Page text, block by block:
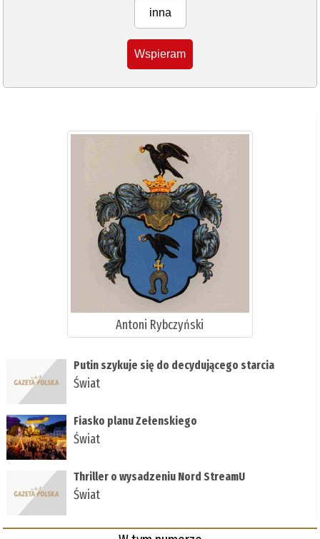
inna
Wspieram
Antoni Rybczyński
Putin szykuje się do decydującego starcia
Świat
Fiasko planu Zełenskiego
Świat
Thriller o wysadzeniu Nord StreamU
Świat